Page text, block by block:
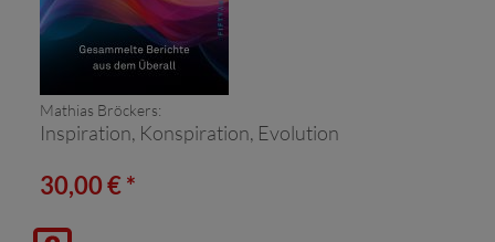
Mathias Bröckers:
Inspiration, Konspiration, Evolution
30,00 € *